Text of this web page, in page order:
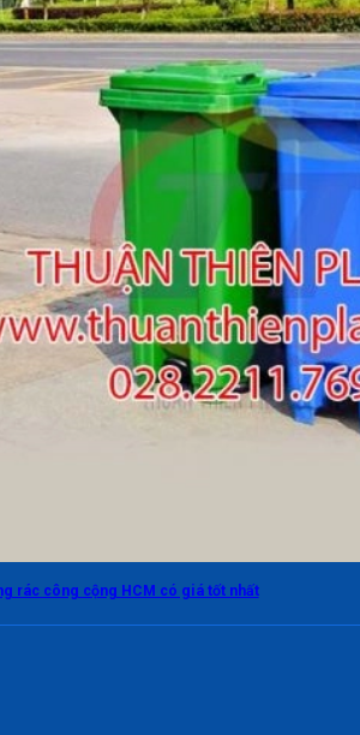
rác công cộng HCM có giá tốt nhất